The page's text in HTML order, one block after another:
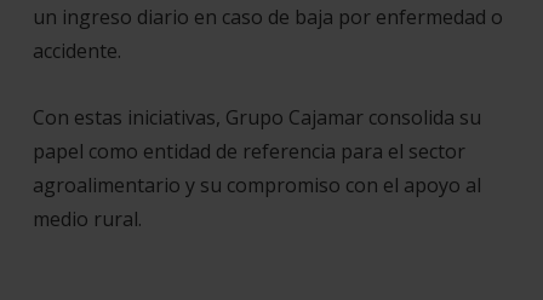
un ingreso diario en caso de baja por enfermedad o
accidente.
Con estas iniciativas, Grupo Cajamar consolida su
papel como entidad de referencia para el sector
agroalimentario y su compromiso con el apoyo al
medio rural.